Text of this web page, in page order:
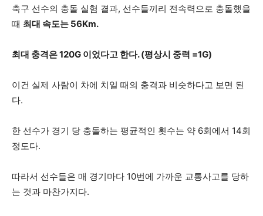
축구 선수의 충돌 실험 결과, 선수들끼리 전속력으로 충돌했을
때 최대 속도는 56Km.
최대 충격은 120G 이었다고 한다. (평상시 중력 =1G)
이건 실제 사람이 차에 치일 때의 충격과 비슷하다고 보면 된
다.
한 선수가 경기 당 충돌하는 평균적인 횟수는 약 6회에서 14회
정도다.
따라서 선수들은 매 경기마다 10번에 가까운 교통사고를 당하
는 것과 마찬가지다.